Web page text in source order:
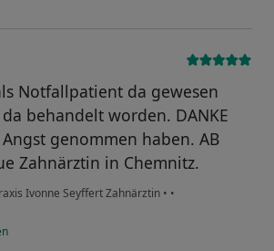
Notfallpatient da gewesen
behandelt worden. DANKE
genommen haben. AB
Zahnärztin in Chemnitz.
Ivonne Seyffert Zahnärztin • •